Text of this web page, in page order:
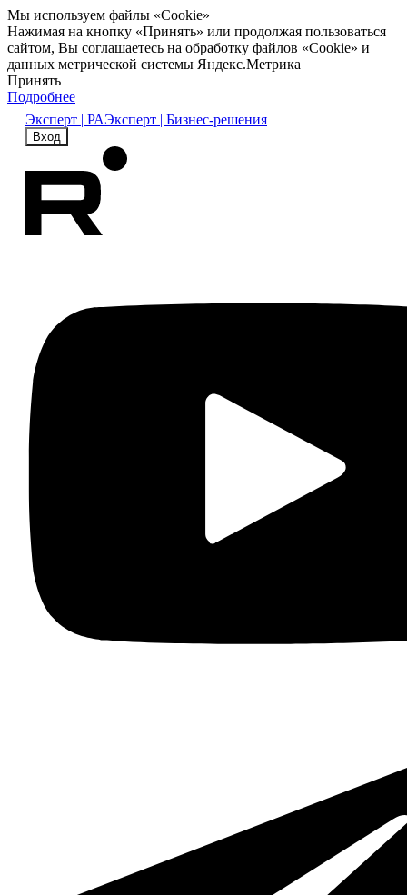
Мы используем файлы «Cookie»
Нажимая на кнопку «Принять» или продолжая пользоваться
сайтом, Вы соглашаетесь на обработку файлов «Cookie» и
данных метрической системы Яндекс.Метрика
Принять
Подробнее
Эксперт | РАЭксперт | Бизнес-решения
Вход